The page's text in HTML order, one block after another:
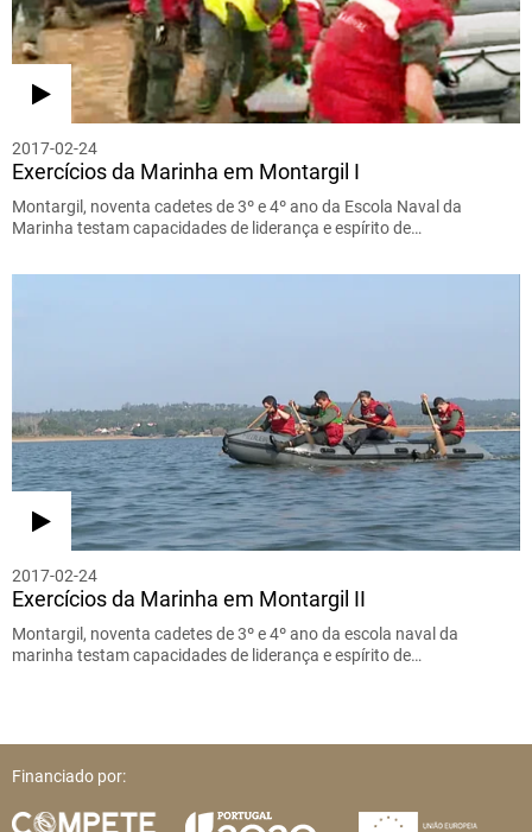
2017-02-24
Exercícios da Marinha em Montargil I
Montargil, noventa cadetes de 3º e 4º ano da Escola Naval da
Marinha testam capacidades de liderança e espírito de…
2017-02-24
Exercícios da Marinha em Montargil II
Montargil, noventa cadetes de 3º e 4º ano da escola naval da
marinha testam capacidades de liderança e espírito de…
Financiado por: